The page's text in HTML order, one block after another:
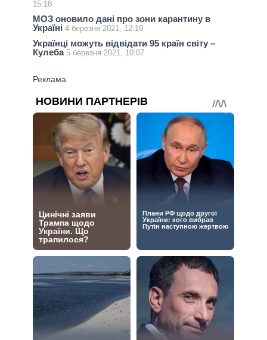
15:18
МОЗ оновило дані про зони карантину в
Україні 4 березня 2021, 12:19
Українці можуть відвідати 95 країн світу –
Кулеба 5 березня 2021, 10:07